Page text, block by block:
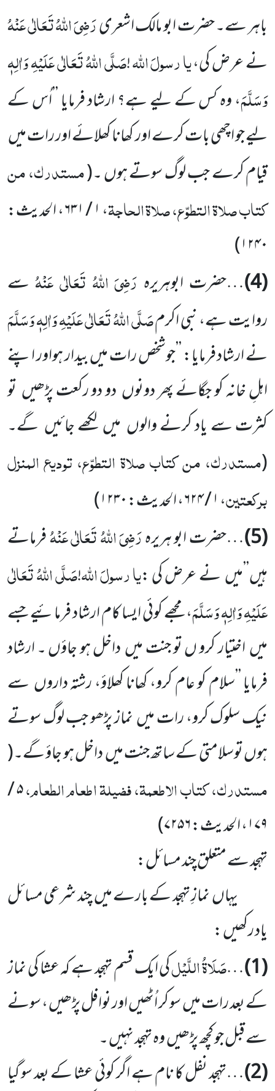
باہر سے۔ حضرت ابو مالک اشعریرَضِیَ اللّٰہُ تَعَالٰی عَنْہُ
نے عرض کی،یارسولَاللّٰہ!صَلَّی اللّٰہُ تَعَالٰی عَلَیْہِ وَاٰلِہٖ
وَسَلَّمَ، وہ کس کے لیے ہے؟ ارشاد فرمایا ’’اُس کے
لیے جو اچھی بات کرے اور کھانا کھلائے اور رات میں
قیام کرے جب لوگ سوتے ہوں ۔(مستدرک، من
کتاب صلاۃ التطوّع، صلاۃ الحاجۃ،۱ / ۶۳۱
، الحدیث:
۱۲۴۰)
(4) …حضرت ابوہریرہ رَضِیَ اللّٰہُ تَعَالٰی عَنْہُ سے
روایت ہے، نبی اکرمصَلَّی اللّٰہُ تَعَالٰی عَلَیْہِ وَاٰلِہٖ وَسَلَّمَ
نے ارشاد فرمایا: ’’جوشخص رات میں بیدار ہواور اپنے
اہلِ خانہ کو جگائے پھر دونوں دو دو رکعت پڑھیں تو
کثرت سے یاد کرنے والوں میں لکھے جائیں گے۔
(مستدرک، من کتاب صلاۃ التطوّع، تودیع المنزل
برکعتین،۱ / ۶۲۴ ، الحدیث:۱۲۳۰)
(5) …حضرت ابو ہریرہرَضِیَ اللّٰہُ تَعَالٰی عَنْہُفرماتے
ہیں’’میں نے عرض کی :یارسولَاللّٰہ!صَلَّی اللّٰہُ تَعَالٰی
عَلَیْہِ وَاٰلِہٖ وَسَلَّمَ، مجھے کوئی ایسا کام ارشاد فرمائیے جسے
میں اختیار کرو ں تو جنت میں داخل ہو جاؤں ۔ ارشاد
فرمایا ’’سلام کو عام کرو، کھانا کھلاؤ، رشتہ داروں سے
نیک سلوک کرو، رات میں نماز پڑھو جب لوگ سوتے
ہوں توسلامتی کے ساتھ جنت میں داخل ہو جاؤ گے۔(
مستدرک، کتاب الاطعمۃ، فضیلۃ اطعام الطعام، ۵ /
۱۷۹، الحدیث:۷۲۵۶)
تہجد سے متعلق چند مسائل:
یہاں نمازِ تہجد کے بارے میں چند شرعی مسائل
یاد رکھیں :
(1)
…صَلَاۃُ اللَّیْلکی ایک قسم تہجد ہے کہ عشا کی نماز
کے بعد رات میں سو کر اُٹھیں اور نوافل پڑھیں ، سونے
سے قبل جو کچھ پڑھیں وہ تہجد نہیں ۔
(2) …تہجد نفل کا نام ہے اگر کوئی عشا کے بعد سو گیا